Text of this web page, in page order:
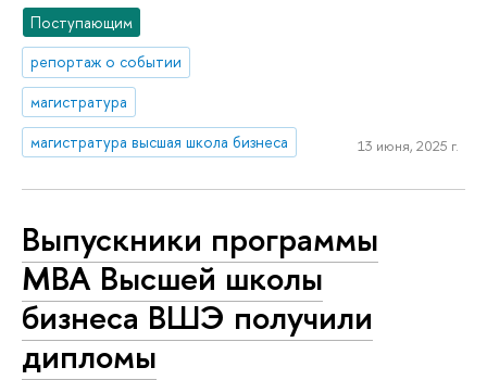
Поступающим
репортаж о событии
магистратура
магистратура высшая школа бизнеса
13 июня, 2025 г.
Выпускники программы
MBA Высшей школы
бизнеса ВШЭ получили
дипломы